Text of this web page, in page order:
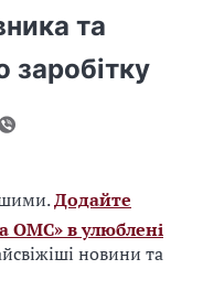
та
заробітку
Додайте
ОМС» в улюблені
новини та